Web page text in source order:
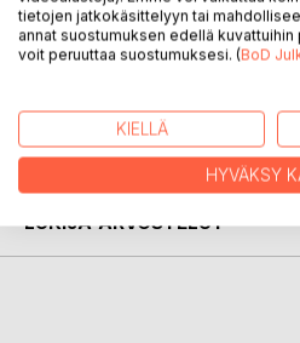
oivalluksia ihmisen tien
LEHDISTÖARVOSTELUT
LUKIJA-ARVOSTELUT
tietojen jatkokäsittelyyn tai
annat suostumuksen edellä
voit peruuttaa suostumuksesi. (BoD
KIELLÄ
HYVÄKSY